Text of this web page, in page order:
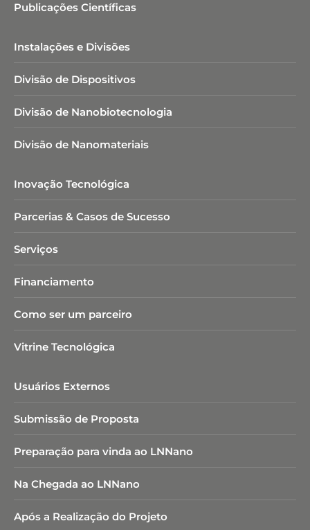
Publicações Científicas
Instalações e Divisões
Divisão de Dispositivos
Divisão de Nanobiotecnologia​
Divisão de Nanomateriais
Inovação Tecnológica
Parcerias & Casos de Sucesso
Serviços
Financiamento
Como ser um parceiro
Vitrine Tecnológica
Usuários Externos
Submissão de Proposta
Preparação para vinda ao LNNano
Na Chegada ao LNNano
Após a Realização do Projeto